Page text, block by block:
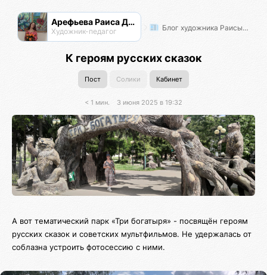
Арефьева Раиса Дмитриевна
Художник-педагог Блог художника Раисы Арефьевой
К героям русских сказок
Пост Солики Кабинет
< 1 мин. 3 июня 2025 в 19:32
А вот тематический парк «Три богатыря» - посвящён героям
русских сказок и советских мультфильмов. Не удержалась от
соблазна устроить фотосессию с ними.